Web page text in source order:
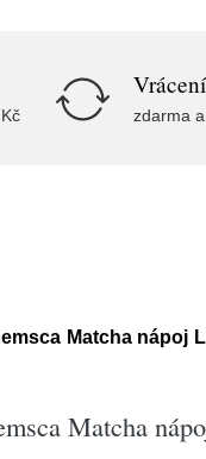
zdarma
Matcha nápoj
Matcha